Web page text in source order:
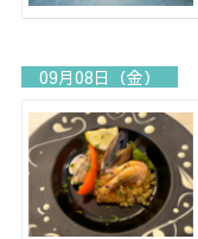
09月08日（金）